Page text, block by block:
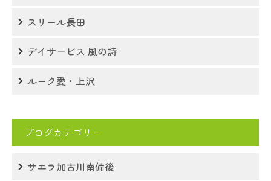
スリール長田
デイサービス 風の詩
ルーク愛・上沢
ブログカテゴリー
サエラ加古川南備後